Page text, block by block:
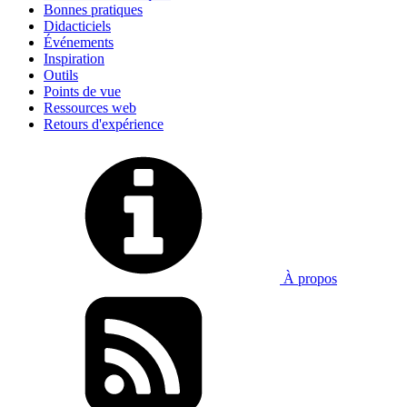
Bonnes pratiques
Didacticiels
Événements
Inspiration
Outils
Points de vue
Ressources web
Retours d'expérience
À propos